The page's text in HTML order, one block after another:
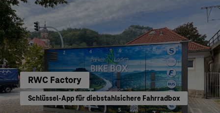
RWC Factory
Schlüssel-App für diebstahlsichere Fahrradbox